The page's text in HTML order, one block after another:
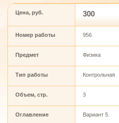
Цена, руб. 300
Номер работы 956
Предмет Физика
Тип работы Контрольная
Объем, стр. 3
Оглавление
Вариант 5.